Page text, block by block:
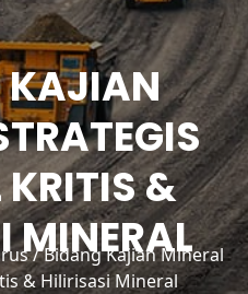
KAJIAN
&
MINERAL
/ Bidang Kajian Mineral
& Hilirisasi Mineral